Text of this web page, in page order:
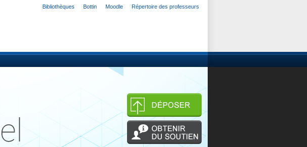
Bibliothèques Bottin Moodle Répertoire des professeurs